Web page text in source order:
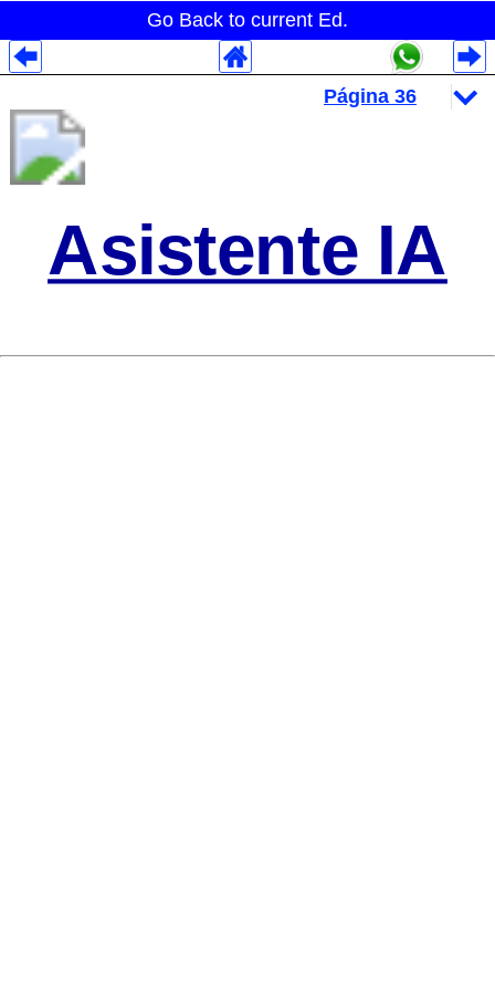
Go Back to current Ed.
Asistente IA
Despliegues Analytics
Despliegues Totales
Despliegues por Rubros